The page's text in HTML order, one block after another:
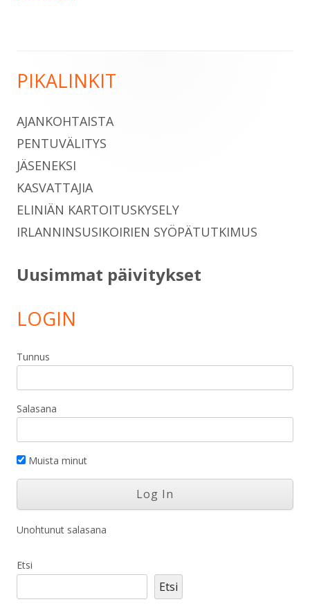
Sivupalkki
PIKALINKIT
AJANKOHTAISTA
PENTUVÄLITYS
JÄSENEKSI
KASVATTAJIA
ELINIÄN KARTOITUSKYSELY
IRLANNINSUSIKOIRIEN SYÖPÄTUTKIMUS
Uusimmat päivitykset
LOGIN
Tunnus
Salasana
Muista minut
Unohtunut salasana
Etsi
Etsi